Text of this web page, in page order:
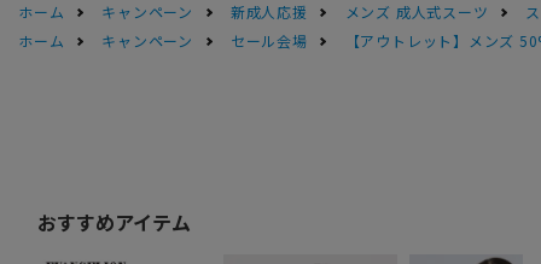
ホーム
キャンペーン 新成人応援 メンズ 成人式スーツ
ホーム
キャンペーン セール会場 【アウトレット】メンズ